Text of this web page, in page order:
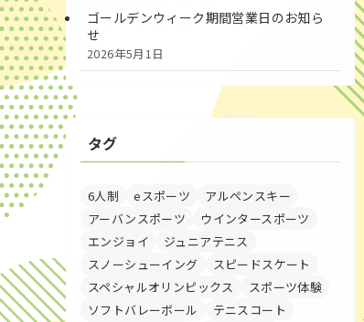
ゴールデンウィーク期間営業日のお知ら
せ
2026年5月1日
タグ
6人制 eスポーツ
アルペンスキー
アーバンスポーツ
ウインタースポーツ
エンジョイ
ジュニアテニス
スノーシューイング
スピードスケート
スペシャルオリンピックス
スポーツ体験
ソフトバレーボール
テニスコート